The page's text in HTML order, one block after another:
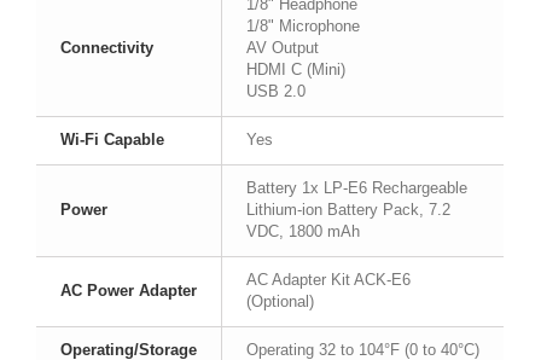
Connectivity
1/8" Headphone
1/8" Microphone
AV Output
HDMI C (Mini)
USB 2.0
Wi-Fi Capable Yes
Power
Battery 1x LP-E6 Rechargeable
Lithium-ion Battery Pack, 7.2
VDC, 1800 mAh
AC Power Adapter
AC Adapter Kit ACK-E6
(Optional)
Operating/Storage
Operating 32 to 104°F (0 to 40°C)